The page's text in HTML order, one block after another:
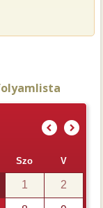
)
(
Szo V
1 2